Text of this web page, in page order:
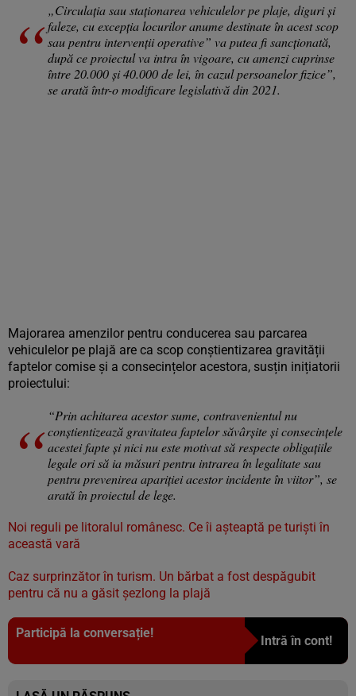
„Circulaţia sau staţionarea vehiculelor pe plaje, diguri şi
faleze, cu excepţia locurilor anume destinate în acest scop
sau pentru intervenţii operative” va putea fi sancționată,
după ce proiectul va intra în vigoare, cu amenzi cuprinse
între 20.000 și 40.000 de lei, în cazul persoanelor fizice”,
se arată într-o modificare legislativă din 2021.
Majorarea amenzilor pentru conducerea sau parcarea
vehiculelor pe plajă are ca scop conștientizarea gravității
faptelor comise și a consecințelor acestora, susțin inițiatorii
proiectului:
“Prin achitarea acestor sume, contravenientul nu
conştientizează gravitatea faptelor săvârşite şi consecinţele
acestei fapte şi nici nu este motivat să respecte obligaţiile
legale ori să ia măsuri pentru intrarea în legalitate sau
pentru prevenirea apariţiei acestor incidente în viitor”, se
arată în proiectul de lege.
Noi reguli pe litoralul românesc. Ce îi așteaptă pe turiști în
această vară
Caz surprinzător în turism. Un bărbat a fost despăgubit
pentru că nu a găsit șezlong la plajă
Participă la conversație!
Intră în cont!